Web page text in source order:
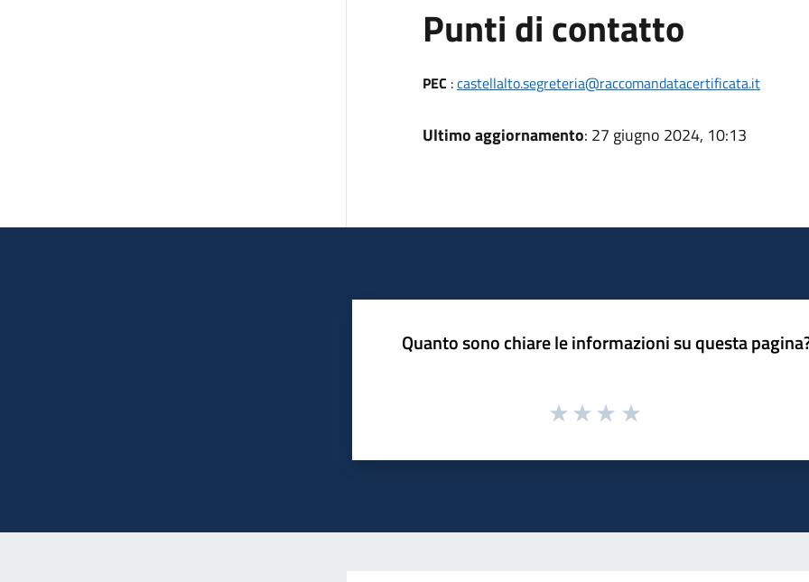
Punti di contatto
PEC :castellalto.segreteria@raccomandatacertificata.it
Ultimo aggiornamento: 27 giugno 2024, 10:13
Quanto sono chiare le informazioni su questa